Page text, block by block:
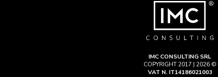
IMC CONSULTING SRL
© COPYRIGHT 2017 | 2026
VAT N. IT14186021003